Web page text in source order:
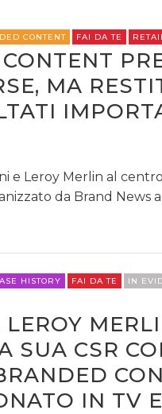
CONTENT FAI DA TE
MA
e Leroy Merlin al
da Brand News a
HISTORY FAI DA TE
IN
LEROY
SUA CSR
IN TV